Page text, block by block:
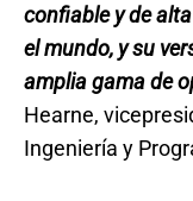
confiable y de
el mundo, y su
amplia gama de
Hearne,
Ingeniería y